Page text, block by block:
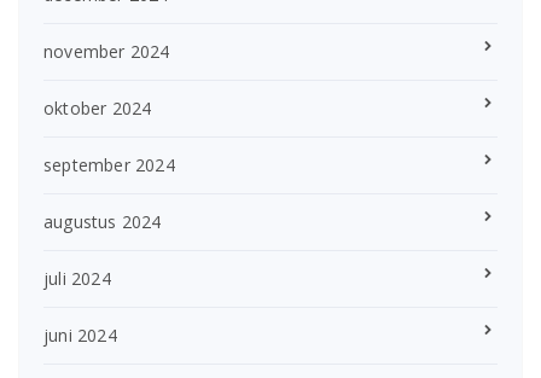
november 2024
oktober 2024
september 2024
augustus 2024
juli 2024
juni 2024